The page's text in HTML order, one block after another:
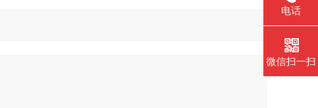
电话
微信扫一扫